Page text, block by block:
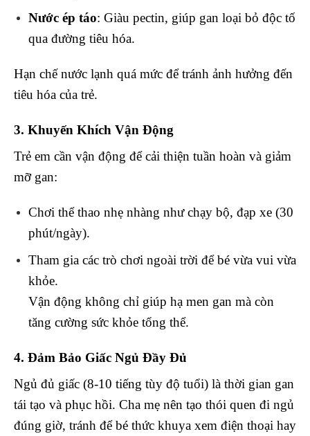
Nước ép táo: Giàu pectin, giúp gan loại bỏ độc tố
qua đường tiêu hóa.
Hạn chế nước lạnh quá mức để tránh ảnh hưởng đến
tiêu hóa của trẻ.
3. Khuyến Khích Vận Động
Trẻ em cần vận động để cải thiện tuần hoàn và giảm
mỡ gan:
Chơi thể thao nhẹ nhàng như chạy bộ, đạp xe (30
phút/ngày).
Tham gia các trò chơi ngoài trời để bé vừa vui vừa
khỏe.
Vận động không chỉ giúp hạ men gan mà còn
tăng cường sức khỏe tổng thể.
4. Đảm Bảo Giấc Ngủ Đầy Đủ
Ngủ đủ giấc (8-10 tiếng tùy độ tuổi) là thời gian gan
tái tạo và phục hồi. Cha mẹ nên tạo thói quen đi ngủ
đúng giờ, tránh để bé thức khuya xem điện thoại hay